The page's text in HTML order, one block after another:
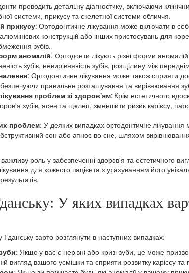
проводить детальну діагностику, включаючи
системи, прикусу та скелетної системи обличчя.
прикусу: Ортодонтичне лікування може включати в
конструкцій або інших пристосувань для
зубів.
аномалій: Ортодонти лікують різні форми
зубів, невирівняність зубів, розщілину між
: Ортодонтичне лікування може також сприяти
правильне розташування та вирівнювання
проблем зі здоров'ям: Крім естетичного
зубів, ясен та щелеп, зменшити ризик карієсу,
проблем: У деяких випадках ортодонтичне
сон або апноє во сне, шляхом
роль у забезпеченні здоров'я та естетичного
для кожного пацієнта з урахуванням його
У яких випадках
варто розглянути в наступних випадках:
: Якщо у вас є нерівні або криві зуби, це може
вигляд вашого усмішки та сприяти розвитку карієсу та